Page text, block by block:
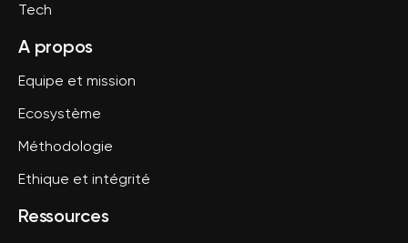
Tech
A propos
Equipe et mission
Ecosystème
Méthodologie
Ethique et intégrité
Ressources